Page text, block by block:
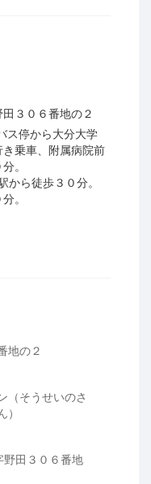
田３０６番地の２
ス停から大分大学
乗車、附属病院前
。
から徒歩３０分。
。
地の２
（そうせいのさ
田３０６番地